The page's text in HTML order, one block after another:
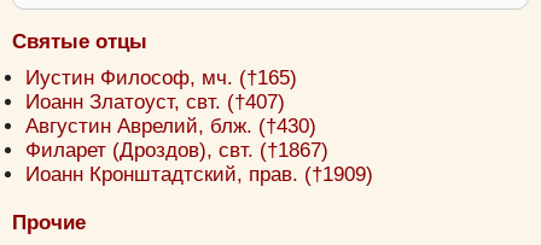
Святые отцы
Иустин Философ, мч. (†165)
Иоанн Златоуст, свт. (†407)
Августин Аврелий, блж. (†430)
Филарет (Дроздов), свт. (†1867)
Иоанн Кронштадтский, прав. (†1909)
Прочие